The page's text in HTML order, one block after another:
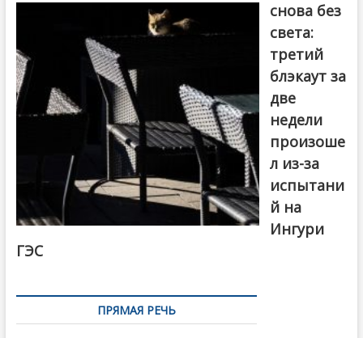
снова без
света:
третий
блэкаут за
две
недели
произоше
л из-за
испытани
й на
Ингури
ГЭС
ПРЯМАЯ РЕЧЬ